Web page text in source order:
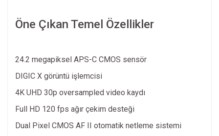
Öne Çıkan Temel Özellikler
24.2 megapiksel APS-C CMOS sensör
DIGIC X görüntü işlemcisi
4K UHD 30p oversampled video kaydı
Full HD 120 fps ağır çekim desteği
Dual Pixel CMOS AF II otomatik netleme sistemi